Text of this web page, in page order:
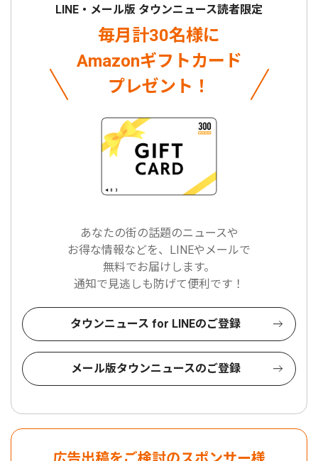
LINE・メール版 タウンニュース読者限定
毎月計30名様に
Amazonギフトカード
プレゼント！
あなたの街の話題のニュースや
お得な情報などを、LINEやメールで
無料でお届けします。
通知で見逃しも防げて便利です！
タウンニュース for LINEのご登録
メール版タウンニュースのご登録